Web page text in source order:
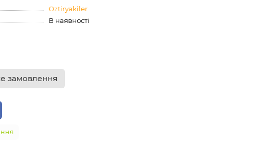
Oztiryakiler
В наявності
замовлення